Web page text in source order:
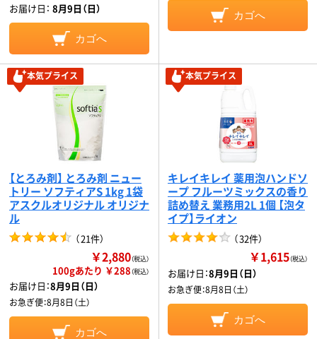
お届け日： 8月9日（日）
カゴへ
カゴへ
本気プライス
【とろみ剤】 とろみ剤 ニュー
トリー ソフティアS 1kg 1袋
アスクルオリジナル オリジナ
ル
（21件）
￥2,880（税込）
100gあたり ￥288（税込）
お届け日：8月9日（日）
お急ぎ便：8月8日（土）
カゴへ
本気プライス
キレイキレイ 薬用泡ハンドソ
ープ フルーツミックスの香り
詰め替え 業務用2L 1個 【泡タ
イプ】ライオン
（32件）
￥1,615（税込）
お届け日：8月9日（日）
お急ぎ便：8月8日（土）
カゴへ